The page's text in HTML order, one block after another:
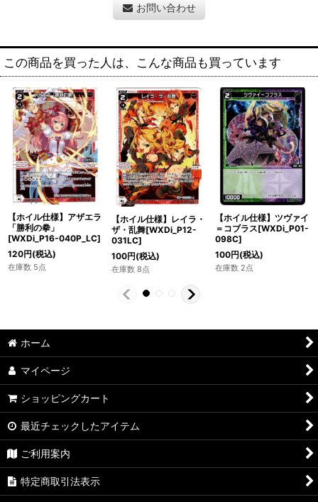
お問い合わせ
この商品を買った人は、こんな商品も買っています
【ホイル仕様】アザエラ
「勝利の拳」
[WXDi_P16-040P_LC]
120円(税込)
在庫数 5点
【ホイル仕様】レイラ・
ザ・乱舞[WXDi_P12-
031LC]
100円(税込)
在庫数 8点
【ホイル仕様】ツヴァイ
＝コブラス[WXDi_P01-
098C]
100円(税込)
在庫数 2点
ホーム
マイページ
ショッピングカート
最近チェックしたアイテム
ご利用案内
特定商取引法表示